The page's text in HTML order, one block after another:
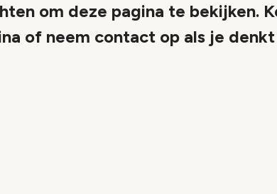
om deze pagina te bekijken.
of neem contact op als je